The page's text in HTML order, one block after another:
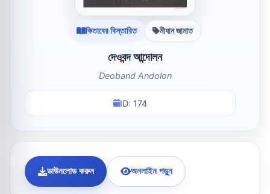
কিতাবের বিস্তারিত মীযান জামাত
দেওবন্দ আন্দোলন
Deoband Andolon
ID: 174
ডাউনলোড করুন অনলাইন পড়ুন